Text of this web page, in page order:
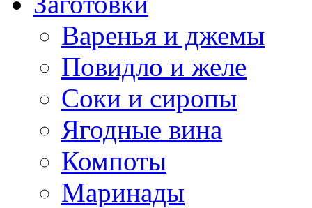
Варенья и джемы
Повидло и желе
Соки и сиропы
Ягодные вина
Компоты
Маринады